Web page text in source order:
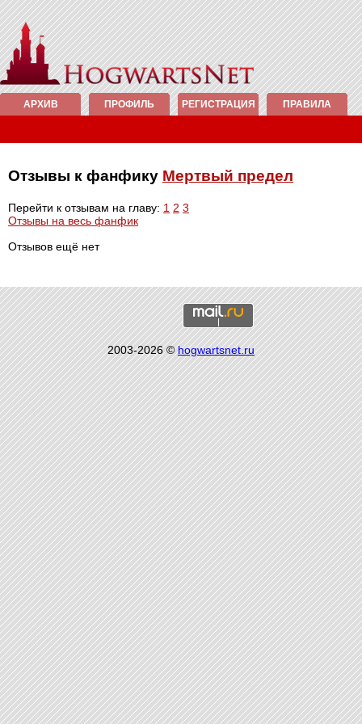
АРХИВ ПРОФИЛЬ РЕГИСТРАЦИЯ ПРАВИЛА
Отзывы к фанфику Мертвый предел
Перейти к отзывам на главу: 1 2 3
Отзывы на весь фанфик
Отзывов ещё нет
2003-2026 ©hogwartsnet.ru